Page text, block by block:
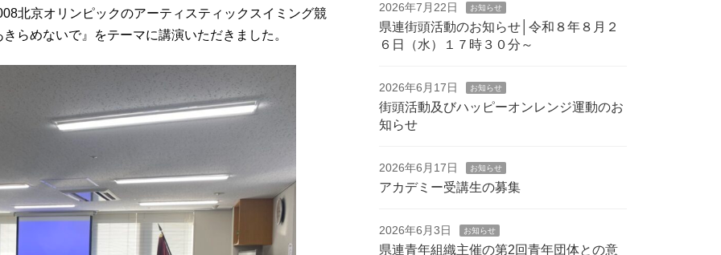
北京オリンピックのアーティスティックスイミング競
らめないで』をテーマに講演いただきました。
2026年7月22日 お知らせ
県連街頭活動のお知らせ│令和８年８月２
６日（水）１７時３０分～
2026年6月17日 お知らせ
街頭活動及びハッピーオンレンジ運動のお
知らせ
2026年6月17日 お知らせ
アカデミー受講生の募集
2026年6月3日 お知らせ
県連青年組織主催の第2回青年団体との意